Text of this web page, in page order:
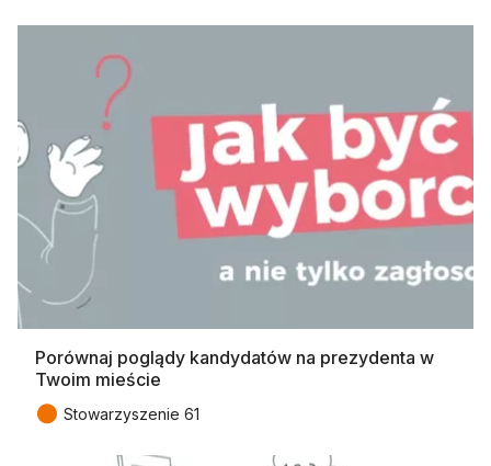
Porównaj poglądy kandydatów na prezydenta w
Twoim mieście
● Stowarzyszenie 61